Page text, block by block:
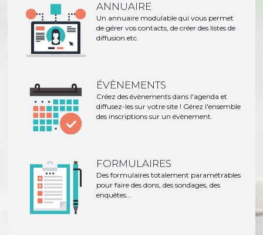
ANNUAIRE
Un annuaire modulable qui vous permet
de gérer vos contacts, de créer des listes de
diffusion etc.
ÉVÈNEMENTS
Créez des évènements dans l'agenda et
diffusez-les sur votre site ! Gérez l'ensemble
des inscriptions sur un évènement.
FORMULAIRES
Des formulaires totalement paramétrables
pour faire des dons, des sondages, des
enquêtes...